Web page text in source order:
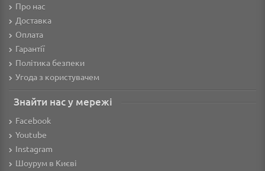
Про нас
Доставка
Оплата
Гарантії
Політика безпеки
Угода з користувачем
Знайти нас у мережі
Facebook
Youtube
Instagram
Шоурум в Києві